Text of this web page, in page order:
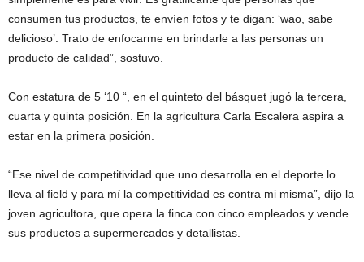
consumen tus productos, te envíen fotos y te digan: ‘wao, sabe
delicioso’. Trato de enfocarme en brindarle a las personas un
producto de calidad”, sostuvo.
Con estatura de 5 ‘10 “, en el quinteto del básquet jugó la tercera,
cuarta y quinta posición. En la agricultura Carla Escalera aspira a
estar en la primera posición.
“Ese nivel de competitividad que uno desarrolla en el deporte lo
lleva al field y para mí la competitividad es contra mi misma”, dijo la
joven agricultora, que opera la finca con cinco empleados y vende
sus productos a supermercados y detallistas.